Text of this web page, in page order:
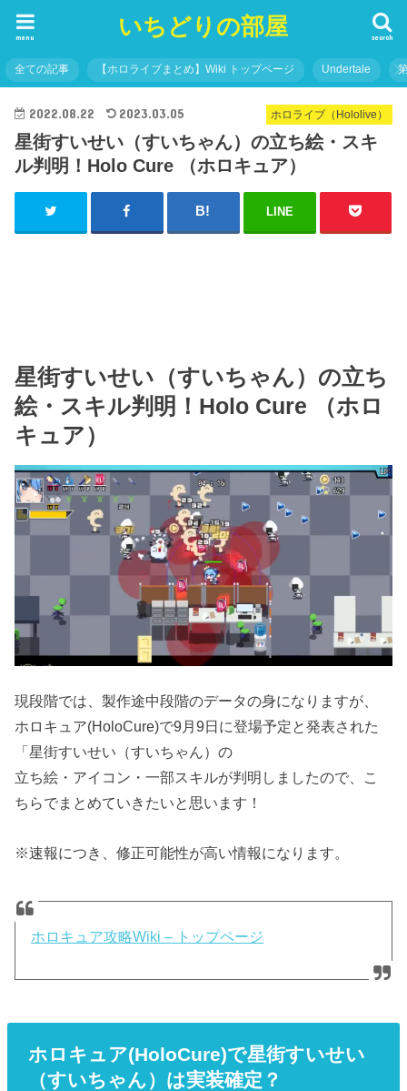
いちどりの部屋 search
menu
全ての記事 【ホロライブまとめ】Wiki トップページ Undertale
ホロライブ（Hololive）
2022.08.22 2023.03.05
星街すいせい（すいちゃん）の立ち絵・スキ
ル判明！Holo Cure （ホロキュア）
LINE
星街すいせい（すいちゃん）の立ち
絵・スキル判明！Holo Cure （ホロ
キュア）
現段階では、製作途中段階のデータの身になりますが、
ホロキュア(HoloCure)で9月9日に登場予定と発表された
「星街すいせい（すいちゃん）の
立ち絵・アイコン・一部スキルが判明しましたので、こ
ちらでまとめていきたいと思います！
※速報につき、修正可能性が高い情報になります。
ホロキュア攻略Wiki – トップページ
ホロキュア(HoloCure)で星街すいせい
（すいちゃん）は実装確定？